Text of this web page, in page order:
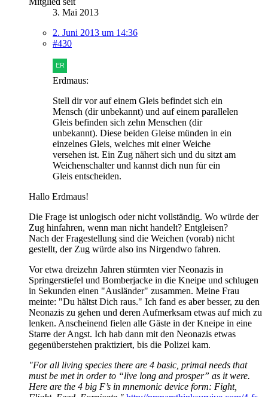
3. Mai 2013
2. Juni 2013 um 14:36
#430
Erdmaus:
Stell dir vor auf einem Gleis befindet sich ein
Mensch (dir unbekannt) und auf einem parallelen
Gleis befinden sich zehn Menschen (dir
unbekannt). Diese beiden Gleise münden in ein
einzelnes Gleis, welches mit einer Weiche
versehen ist. Ein Zug nähert sich und du sitzt am
Weichenschalter und kannst dich nun für ein
Gleis entscheiden.
Hallo Erdmaus!
Die Frage ist unlogisch oder nicht vollständig. Wo würde der
Zug hinfahren, wenn man nicht handelt? Entgleisen?
Nach der Fragestellung sind die Weichen (vorab) nicht
gestellt, der Zug würde also ins Nirgendwo fahren.
Vor etwa dreizehn Jahren stürmten vier Neonazis in
Springerstiefel und Bomberjacke in die Kneipe und schlugen
in Sekunden einen "Ausländer" zusammen. Meine Frau
meinte: "Du hältst Dich raus." Ich fand es aber besser, zu den
Neonazis zu gehen und deren Aufmerksam etwas auf mich zu
lenken. Anscheinend fielen alle Gäste in der Kneipe in eine
Starre der Angst. Ich hab dann mit den Neonazis etwas
gegenüberstehen praktiziert, bis die Polizei kam.
"For all living species there are 4 basic, primal needs that
must be met in order to “live long and prosper” as it were.
Here are the 4 big F’s in mnemonic device form: Fight,